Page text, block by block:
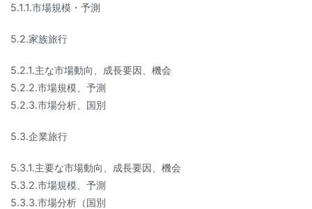
5.1.1.市場規模・予測
5.2.家族旅行
5.2.1.主な市場動向、成長要因、機会
5.2.2.市場規模、予測
5.2.3.市場分析、国別
5.3.企業旅行
5.3.1.主要な市場動向、成長要因、機会
5.3.2.市場規模、予測
5.3.3.市場分析（国別